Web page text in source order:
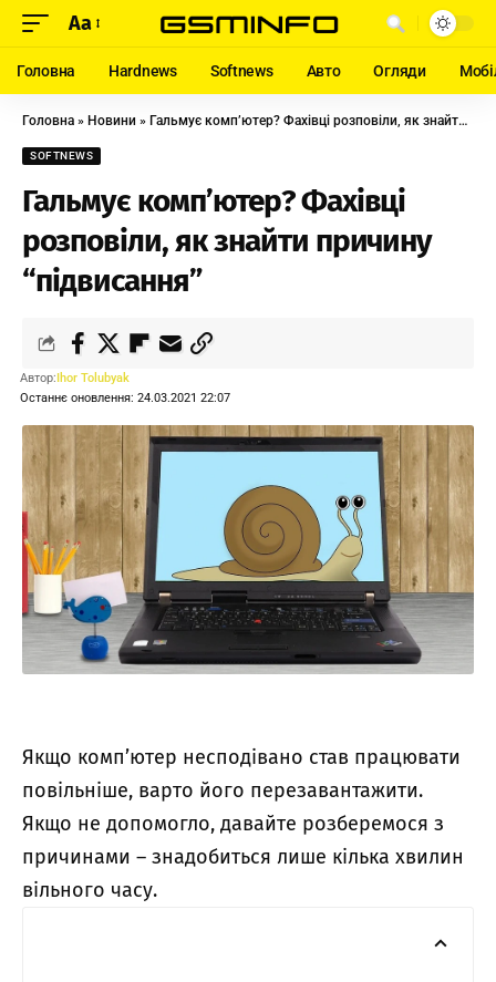
Aa
Головна Hardnews Softnews Авто Огляди
Головна » Новини » Гальмує комп’ютер? Фахівці розповіли, як знайти причину “підвисання”
SOFTNEWS
Гальмує комп’ютер? Фахівці
розповіли, як знайти причину
“підвисання”
Останнє оновлення: 24.03.2021 22:07
Автор:Ihor Tolubyak
Якщо комп’ютер несподівано став працювати
повільніше, варто його перезавантажити.
Якщо не допомогло, давайте розберемося з
причинами – знадобиться лише кілька хвилин
вільного часу.